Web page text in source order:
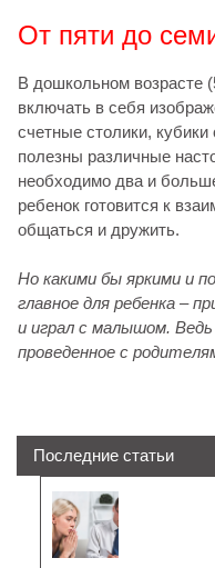
От пяти до
В дошкольном возрасте
включать в себя
счетные столики,
полезны различные
необходимо два и
ребенок готовится к
общаться и дружить.
Но какими бы яркими и
главное для ребенка –
и играл с малышом.
проведенное с
Последние статьи